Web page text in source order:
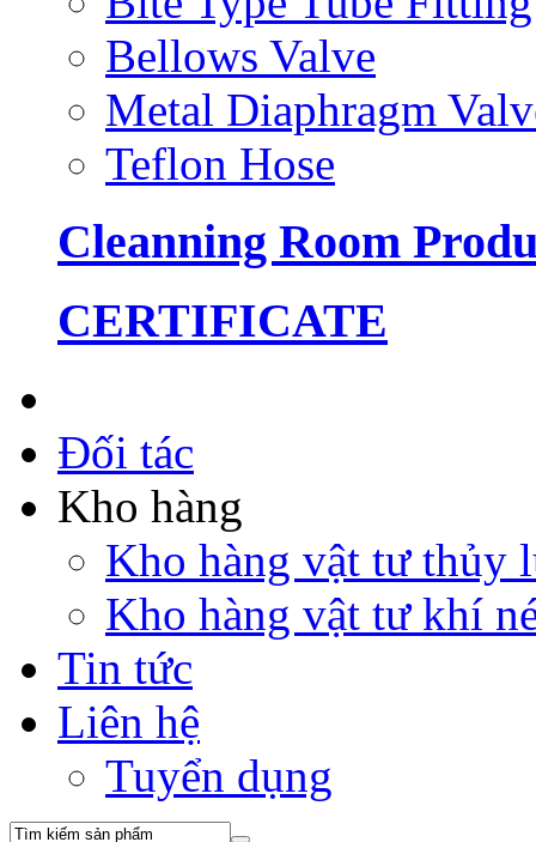
Bellows Valve
Metal Diaphragm
Teflon Hose
Cleanning Room
CERTIFICATE
Đối tác
Kho hàng
Kho hàng vật tư thủy
Kho hàng vật tư khí
Tin tức
Liên hệ
Tuyển dụng